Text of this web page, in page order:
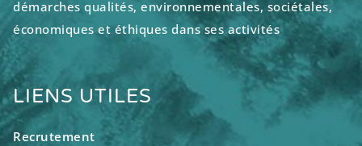
démarches qualités, environnementales, sociétales,
économiques et éthiques dans ses activités
LIENS UTILES
Recrutement